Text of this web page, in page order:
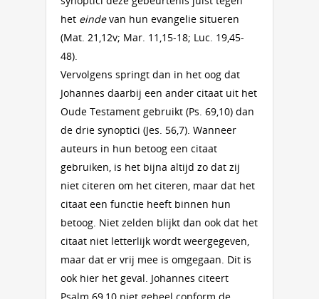
het eindevan hun evangelie situeren
(Mat. 21,12v; Mar. 11,15-18; Luc. 19,45-
48).
Vervolgens springt dan in het oog dat
Johannes daarbij een ander citaat uit het
Oude Testament gebruikt (Ps. 69,10) dan
de drie synoptici (Jes. 56,7). Wanneer
auteurs in hun betoog een citaat
gebruiken, is het bijna altijd zo dat zij
niet citeren om het citeren, maar dat het
citaat een functie heeft binnen hun
betoog. Niet zelden blijkt dan ook dat het
citaat niet letterlijk wordt weergegeven,
maar dat er vrij mee is omgegaan. Dit is
ook hier het geval. Johannes citeert